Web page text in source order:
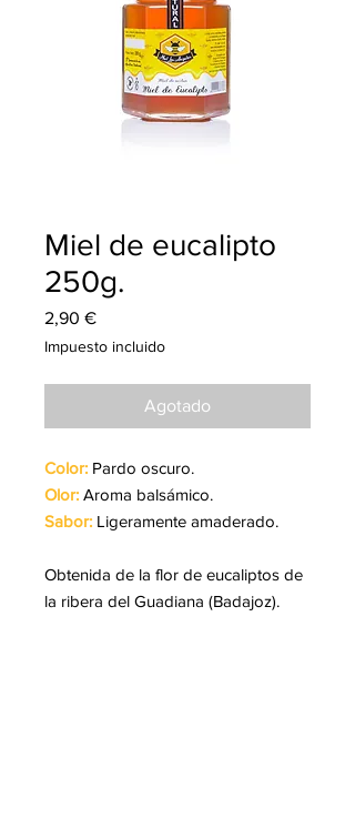
Miel de eucalipto
250g.
2,90 €Precio
Impuesto incluido
Agotado
Color: Pardo oscuro.
Olor: Aroma balsámico.
Sabor: Ligeramente amaderado.
Obtenida de la flor de eucaliptos de
la ribera del Guadiana (Badajoz).